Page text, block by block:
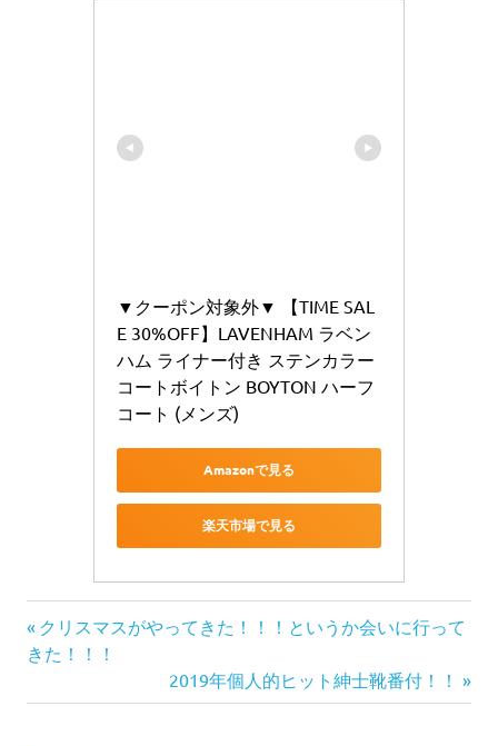
▼クーポン対象外▼ 【TIME SAL
E 30%OFF】LAVENHAM ラベン
ハム ライナー付き ステンカラー
コートボイトン BOYTON ハーフ
コート (メンズ)
Amazonで見る
楽天市場で見る
投
前
の
事:
クリスマスがやってきた！！！というか会いに行って
きた！！！
次
の
2019年個人的ヒット紳士靴番付！！